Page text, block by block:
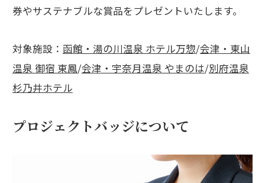
券やサステナブルな賞品をプレゼントいたします。
対象施設： 函館・湯の川温泉 ホテル万惣/会津・東山
温泉 御宿 東鳳/会津・宇奈月温泉 やまのは/別府温泉
杉乃井ホテル
プロジェクトバッジについて